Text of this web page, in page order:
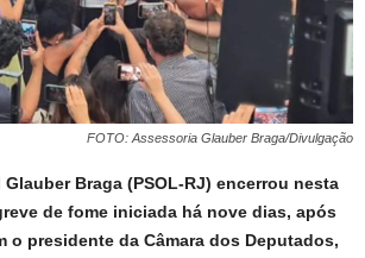
FOTO: Assessoria Glauber Braga/Divulgação
Braga (PSOL-RJ) encerrou nesta
de fome iniciada há nove dias, após
o presidente da Câmara dos Deputados,